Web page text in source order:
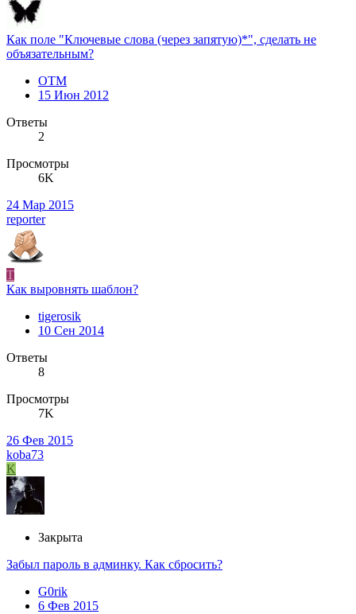
Как поле "Ключевые слова (через запятую)*", сделать не
объязательным?
OTM
15 Июн 2012
Ответы
2
Просмотры
6K
24 Мар 2015
reporter
T
Как выровнять шаблон?
tigerosik
10 Сен 2014
Ответы
8
Просмотры
7K
26 Фев 2015
koba73
K
Закрыта
Забыл пароль в админку. Как сбросить?
G0rik
6 Фев 2015